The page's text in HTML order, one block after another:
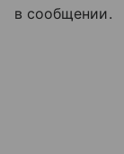
в сообщении.